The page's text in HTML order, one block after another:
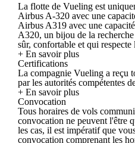
La flotte de Vueling est
Airbus A-320 avec une
Airbus A319 avec une
A320, un bijou de la
sûr, confortable et qui
+ En savoir plus
Certifications
La compagnie Vueling a reçu
par les autorités compétentes
+ En savoir plus
Convocation
Tous horaires de vols
convocation ne peuvent l'être
les cas, il est impératif que
convocation comprenant les